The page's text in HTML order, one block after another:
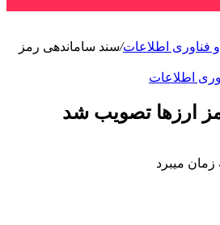
فناوری اطلاعات/سند ساماندهی رمز
اطلاعات
ارزها تصویب شد